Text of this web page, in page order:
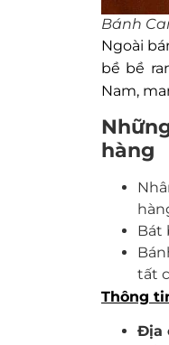
Bánh
Ngoài
bề bề
Nam,
hàng
Bát
tất
Thông
Địa